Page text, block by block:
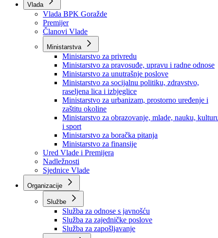
Nadležnosti
Sjednice skupštine
Vlada
Vlada BPK Goražde
Premijer
Članovi Vlade
Ministarstva
Ministarstvo za privredu
Ministarstvo za pravosuđe, upravu i radne odnose
Ministarstvo za unutrašnje poslove
Ministarstvo za socijalnu politiku, zdravstvo,
raseljena lica i izbjeglice
Ministarstvo za urbanizam, prostorno uređenje i
zaštitu okoline
Ministarstvo za obrazovanje, mlade, nauku,
i sport
Ministarstvo za boračka pitanja
Ministarstvo za finansije
Ured Vlade i Premijera
Nadležnosti
Sjednice Vlade
Organizacije
Službe